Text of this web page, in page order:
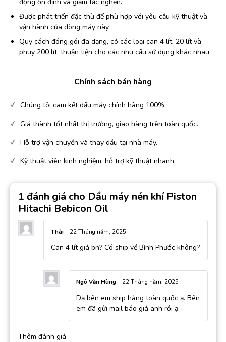
động ổn định và giảm tắc nghẽn.
Được phát triển đặc thù để phù hợp với yêu cầu kỹ thuật và
vận hành của dòng máy này.
Quy cách đóng gói đa dạng, có các loại can 4 lít, 20 lít và
phuy 200 lít, thuận tiện cho các nhu cầu sử dụng khác nhau
Chính sách bán hàng
Chúng tôi cam kết dầu máy chính hãng 100%.
Giá thành tốt nhất thị trường, giao hàng trên toàn quốc.
Hỗ trợ vận chuyển và thay dầu tại nhà máy.
Kỹ thuật viên kinh nghiệm, hỗ trợ kỹ thuật nhanh.
1 đánh giá cho Dầu máy nén khí Piston
Hitachi Bebicon Oil
Thái– 22 Tháng năm, 2025
Can 4 lít giá bn? Có ship về Bình Phước không?
Ngô Văn Hùng– 22 Tháng năm, 2025
Dạ bên em ship hàng toàn quốc ạ. Bên
em đã gửi mail báo giá anh rồi ạ.
Thêm đánh giá